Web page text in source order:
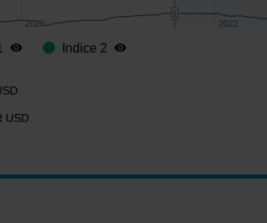
2020
2020 2022
2022
Indice 2
USD